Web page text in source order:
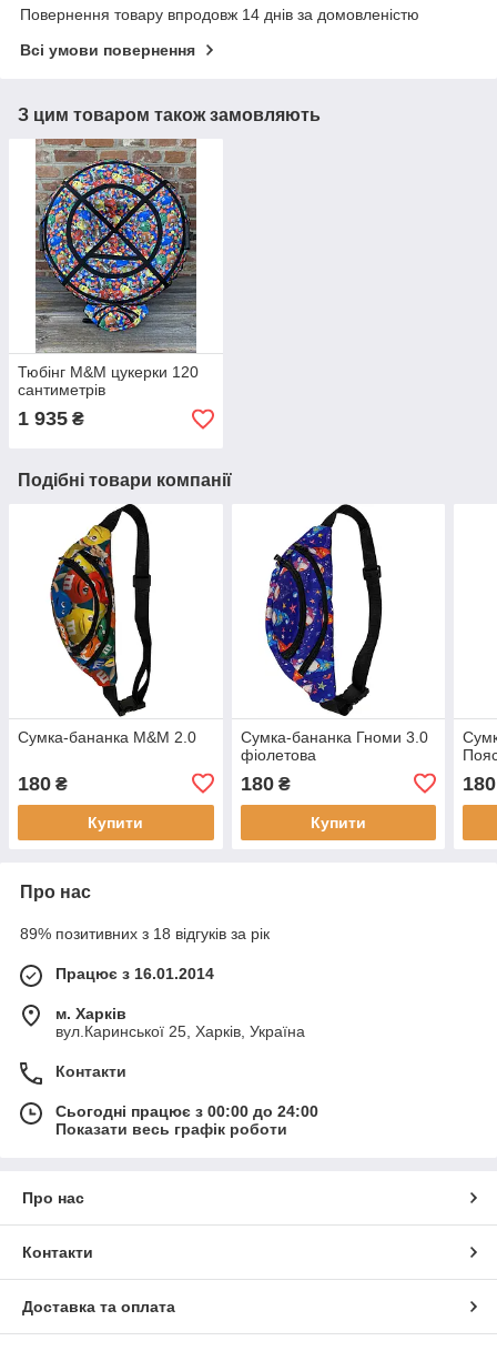
Повернення товару впродовж 14 днів за домовленістю
Всі умови повернення
З цим товаром також замовляють
Тюбінг M&M цукерки 120
сантиметрів
1 935 ₴
Подібні товари компанії
Сумка-бананка M&M 2.0
180 ₴
Купити
Сумка-бананка Гноми 3.0
фіолетова
180₴
Купити
180
Про нас
89% позитивних з 18 відгуків за рік
Працює з 16.01.2014
м. Харків
вул.Каринської 25, Харків, Україна
Контакти
Сьогодні працює з 00:00 до 24:00
Показати весь графік роботи
Про нас
Контакти
Доставка та оплата